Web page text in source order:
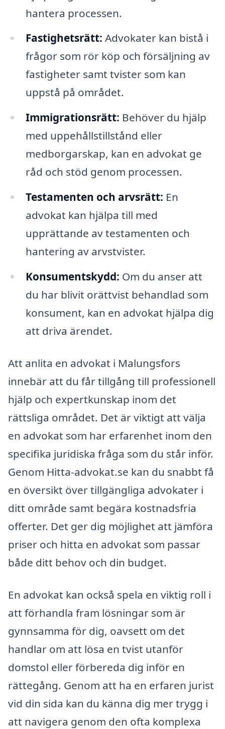
hantera processen.
Fastighetsrätt: Advokater kan bistå i
frågor som rör köp och försäljning av
fastigheter samt tvister som kan
uppstå på området.
Immigrationsrätt: Behöver du hjälp
med uppehållstillstånd eller
medborgarskap, kan en advokat ge
råd och stöd genom processen.
Testamenten och arvsrätt: En
advokat kan hjälpa till med
upprättande av testamenten och
hantering av arvstvister.
Konsumentskydd: Om du anser att
du har blivit orättvist behandlad som
konsument, kan en advokat hjälpa dig
att driva ärendet.
Att anlita en advokat i Malungsfors
innebär att du får tillgång till professionell
hjälp och expertkunskap inom det
rättsliga området. Det är viktigt att välja
en advokat som har erfarenhet inom den
specifika juridiska fråga som du står inför.
Genom Hitta-advokat.se kan du snabbt få
en översikt över tillgängliga advokater i
ditt område samt begära kostnadsfria
offerter. Det ger dig möjlighet att jämföra
priser och hitta en advokat som passar
både ditt behov och din budget.
En advokat kan också spela en viktig roll i
att förhandla fram lösningar som är
gynnsamma för dig, oavsett om det
handlar om att lösa en tvist utanför
domstol eller förbereda dig inför en
rättegång. Genom att ha en erfaren jurist
vid din sida kan du känna dig mer trygg i
att navigera genom den ofta komplexa